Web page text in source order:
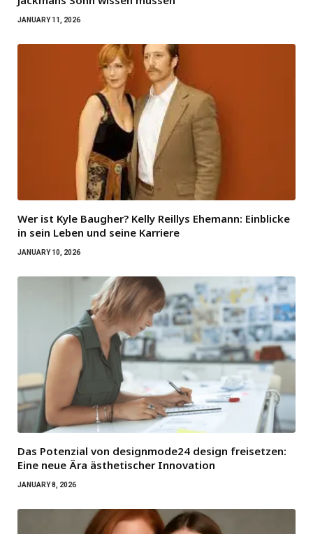
JANUARY 11, 2026
Wer ist Kyle Baugher? Kelly Reillys Ehemann: Einblicke
in sein Leben und seine Karriere
JANUARY 10, 2026
Das Potenzial von designmode24 design freisetzen:
Eine neue Ära ästhetischer Innovation
JANUARY 8, 2026